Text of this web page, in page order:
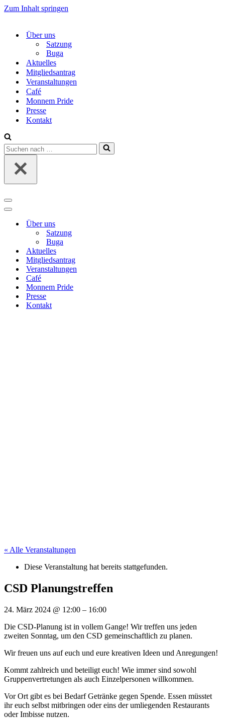
Zum Inhalt springen
Über uns
Satzung
Buga
Aktuelles
Mitgliedsantrag
Veranstaltungen
Café
Monnem Pride
Presse
Kontakt
Suchen
nach …
Navigations-
Menü
Navigations-
Über uns
Satzung
Buga
Aktuelles
Mitgliedsantrag
Veranstaltungen
Café
Monnem Pride
Presse
Kontakt
« Alle Veranstaltungen
Diese Veranstaltung hat bereits stattgefunden.
CSD Planungstreffen
24. März 2024 @ 12:00 – 16:00
Die CSD-Planung ist in vollem Gange! Wir treffen uns jeden
zweiten Sonntag, um den CSD gemeinschaftlich zu planen.
Wir freuen uns auf euch und eure kreativen Ideen und Anregungen!
Kommt zahlreich und beteiligt euch! Wie immer sind sowohl
Gruppenvertretungen als auch Einzelpersonen willkommen.
Vor Ort gibt es bei Bedarf Getränke gegen Spende. Essen müsstet
ihr euch selbst mitbringen oder eins der umliegenden Restaurants
oder Imbisse nutzen.